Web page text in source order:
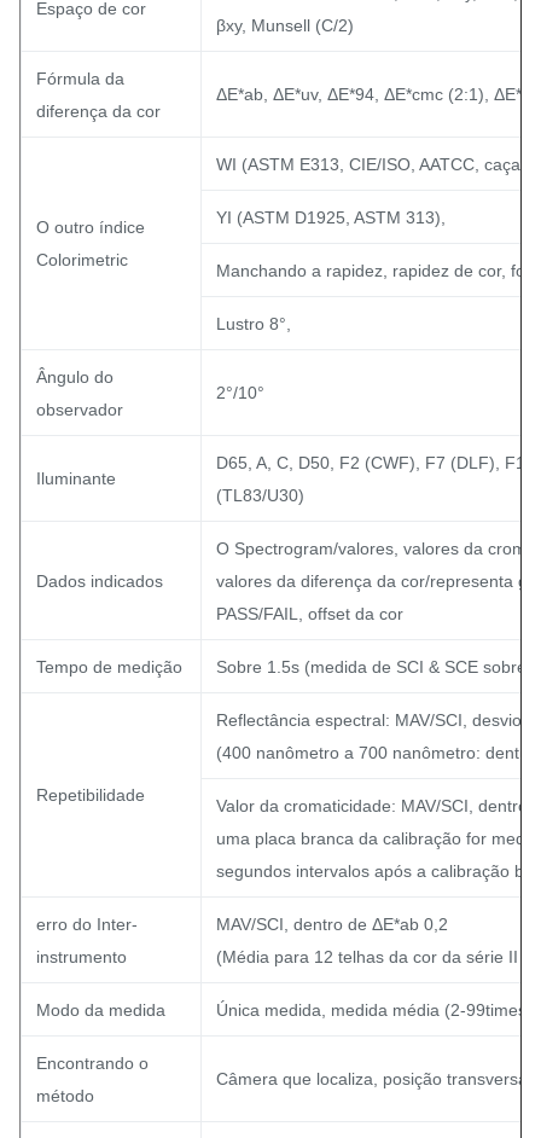
Espaço de cor
βxy, Munsell (C/2)
Fórmula da
diferença da cor
ΔE*ab, ΔE*uv, ΔE*94, ΔE*cmc (2:1),
O outro índice
Colorimetric
WI (ASTM E313, CIE/ISO, AATCC,
YI (ASTM D1925, ASTM 313),
Manchando a rapidez, rapidez de cor,
Lustro 8°,
Ângulo do
observador
2°/10°
Iluminante
D65, A, C, D50, F2 (CWF), F7 (DLF),
(TL83/U30)
Dados indicados
O Spectrogram/valores, valores da
valores da diferença da cor/representa
PASS/FAIL, offset da cor
Tempo de medição Sobre 1.5s (medida de SCI & SCE sobre
Repetibilidade
Reflectância espectral: MAV/SCI, desvio
(400 nanômetro a 700 nanômetro: dentro
Valor da cromaticidade: MAV/SCI, dentro
uma placa branca da calibração for
segundos intervalos após a calibração
erro do Inter-
instrumento
MAV/SCI, dentro de ΔE*ab 0,2
(Média para 12 telhas da cor da série II
Modo da medida Única medida, medida média (2-99times)
Encontrando o
método
Câmera que localiza, posição transversal